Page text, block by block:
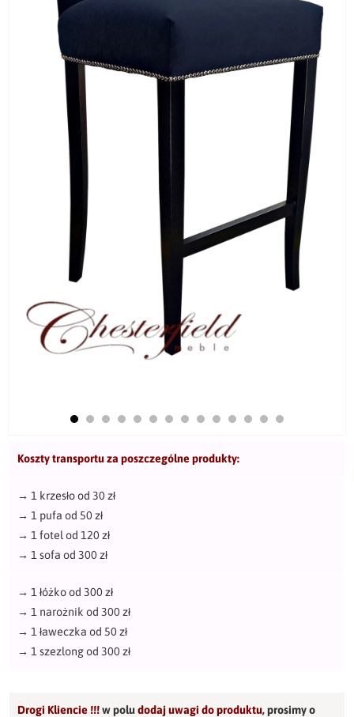
Koszty transportu za poszczególne produkty:
→ 1 krzesło od 30 zł
→ 1 pufa od 50 zł
→ 1 fotel od 120 zł
→ 1 sofa od 300 zł
→ 1 łóżko od 300 zł
→ 1 narożnik od 300 zł
→ 1 ławeczka od 50 zł
→ 1 szezlong od 300 zł
Drogi Kliencie !!!w poludodaj uwagi do produktu,prosimy o